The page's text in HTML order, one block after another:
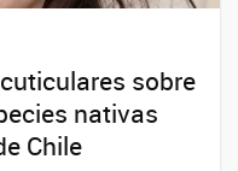
sobre
nativas
Chile